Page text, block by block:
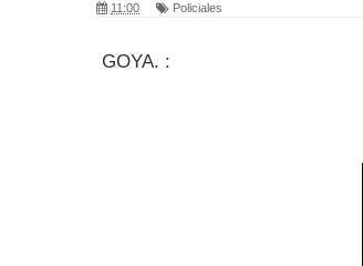
11:00 Policiales
GOYA. :